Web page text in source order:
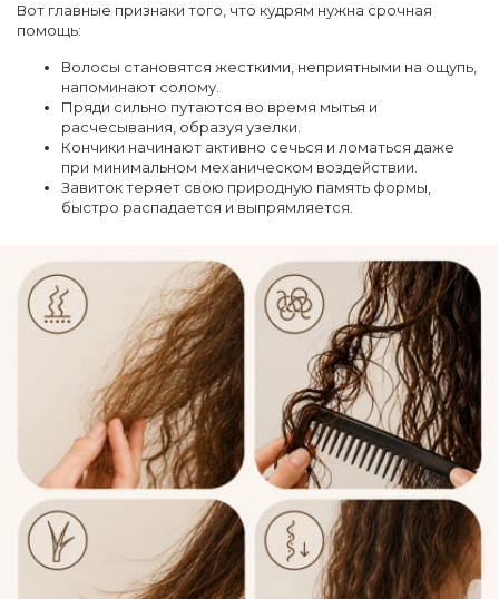
Вот главные признаки того, что кудрям нужна срочная
помощь:
Волосы становятся жесткими, неприятными на ощупь,
напоминают солому.
Пряди сильно путаются во время мытья и
расчесывания, образуя узелки.
Кончики начинают активно сечься и ломаться даже
при минимальном механическом воздействии.
Завиток теряет свою природную память формы,
быстро распадается и выпрямляется.